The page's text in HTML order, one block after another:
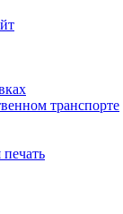
транспорте